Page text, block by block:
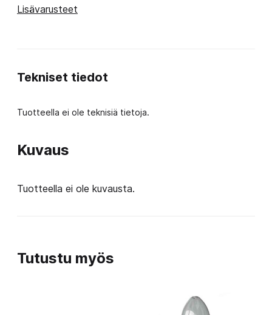
määrä
Lisävarusteet
Kuvaus
Tuotteella ei ole kuvausta.
Tekniset tiedot
Tuotteella ei ole teknisiä tietoja.
Tutustu myös